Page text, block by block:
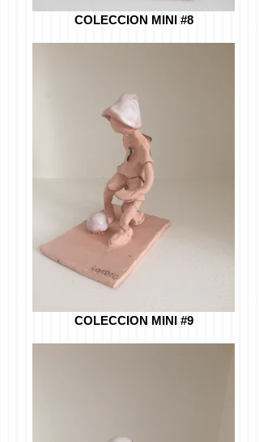
COLECCION MINI #8
COLECCION MINI #9